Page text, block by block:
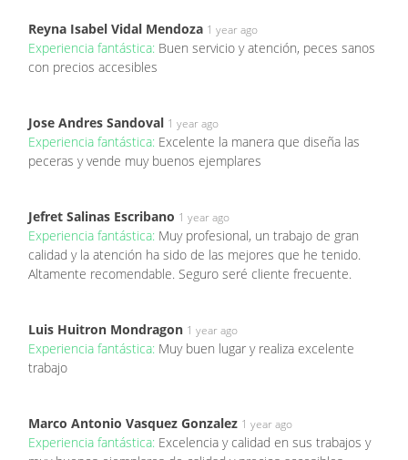
Reyna Isabel Vidal Mendoza 1 year ago
Experiencia fantástica: Buen servicio y atención, peces sanos
con precios accesibles
Jose Andres Sandoval 1 year ago
Experiencia fantástica: Excelente la manera que diseña las
peceras y vende muy buenos ejemplares
Jefret Salinas Escribano 1 year ago
Experiencia fantástica: Muy profesional, un trabajo de gran
calidad y la atención ha sido de las mejores que he tenido.
Altamente recomendable. Seguro seré cliente frecuente.
Luis Huitron Mondragon 1 year ago
Experiencia fantástica: Muy buen lugar y realiza excelente
trabajo
Marco Antonio Vasquez Gonzalez 1 year ago
Experiencia fantástica: Excelencia y calidad en sus trabajos y